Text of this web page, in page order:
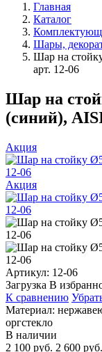
Главная
Каталог
Шары,
Шар на
арт. 12-06
Шар на
(синий),
Акция
Акция
Артикул: 12-06
Загрузка В
К сравнению
Материал:
оргстекло
В наличии
2 100 руб. 2 600 руб.